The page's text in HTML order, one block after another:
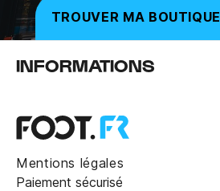
TROUVER MA BOUTIQUE
INFORMATIONS
Mentions légales
Paiement sécurisé